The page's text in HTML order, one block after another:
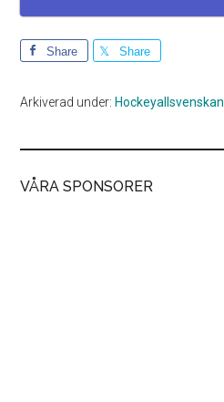
Share Share
Arkiverad under: Hockeyallsvenskan
VÅRA SPONSORER